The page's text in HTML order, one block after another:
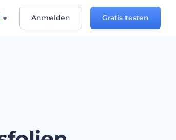
Anmelden Gratis testen